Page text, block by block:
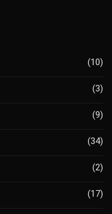
(10)
(3)
(9)
(34)
(2)
(17)